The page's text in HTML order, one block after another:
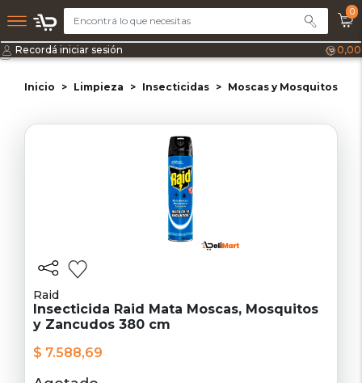
0
Recordá iniciar sesión 0,00
Inicio Limpieza Insecticidas Moscas y Mosquitos
Raid
Insecticida Raid Mata Moscas, Mosquitos
y Zancudos 380 cm
$ 7.588,69